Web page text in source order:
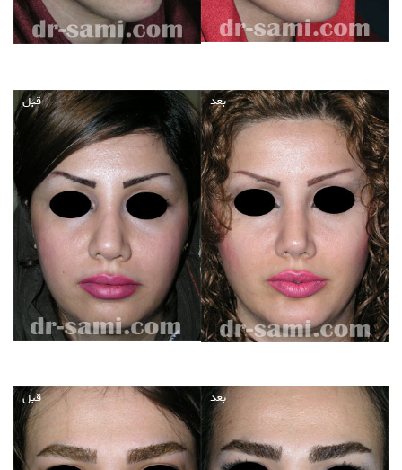
قبل بعد
قبل بعد